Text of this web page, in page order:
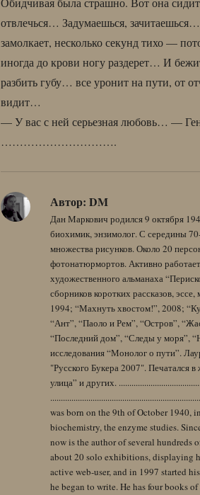
отвлечься… Задумаешься,
замолкает, несколько секунд тихо —
иногда до крови ногу раздерет… И
разбить губу… все уронит на пути, от
видит…
— У вас с ней серьезная любовь… —
………………………….
Автор: DM
Дан Маркович родился 9 октября
биохимик, энзимолог. С середины
множества рисунков. Около 20
фотонатюрмортов. Активно
художественного альманаха
сборников коротких рассказов,
1994; “Махнуть хвостом!”, 2008;
“Ант”, “Паоло и Рем”, “Остров”,
“Последний дом”, “Следы у моря”,
исследования “Монолог о пути”.
"Русского Букера 2007".
улица” и других.
was born on the 9th of October 1940,
biochemistry, the enzyme studies.
now is the author of several hundreds
about 20 solo exhibitions, displaying
active web-user, and in 1997 started
he began to write. He has four books